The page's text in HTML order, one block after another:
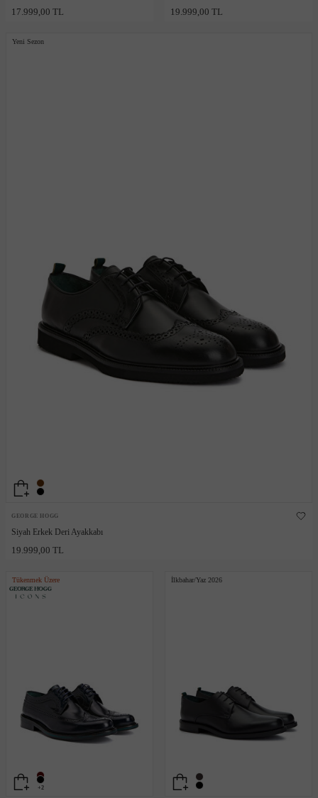
17.999,00 TL 19.999,00 TL
Yeni Sezon
GEORGE HOGG
Siyah Erkek Deri Ayakkabı
19.999,00 TL
+2
Tükenmek Üzere İlkbahar/Yaz 2026